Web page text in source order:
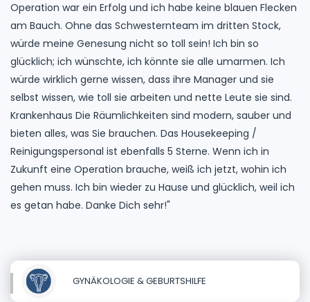
Operation war ein Erfolg und ich habe keine blauen Flecken
am Bauch. Ohne das Schwesternteam im dritten Stock,
würde meine Genesung nicht so toll sein! Ich bin so
glücklich; ich wünschte, ich könnte sie alle umarmen. Ich
würde wirklich gerne wissen, dass ihre Manager und sie
selbst wissen, wie toll sie arbeiten und nette Leute sie sind.
Krankenhaus Die Räumlichkeiten sind modern, sauber und
bieten alles, was Sie brauchen. Das Housekeeping /
Reinigungspersonal ist ebenfalls 5 Sterne. Wenn ich in
Zukunft eine Operation brauche, weiß ich jetzt, wohin ich
gehen muss. Ich bin wieder zu Hause und glücklich, weil ich
es getan habe. Danke Dich sehr!"
GYNÄKOLOGIE & GEBURTSHILFE